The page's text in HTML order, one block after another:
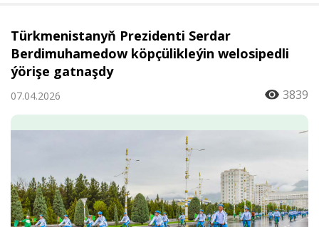
Türkmenistanyň Prezidenti Serdar
Berdimuhamedow köpçülikleýin welosipedli
ýörişe gatnaşdy
07.04.2026 3839